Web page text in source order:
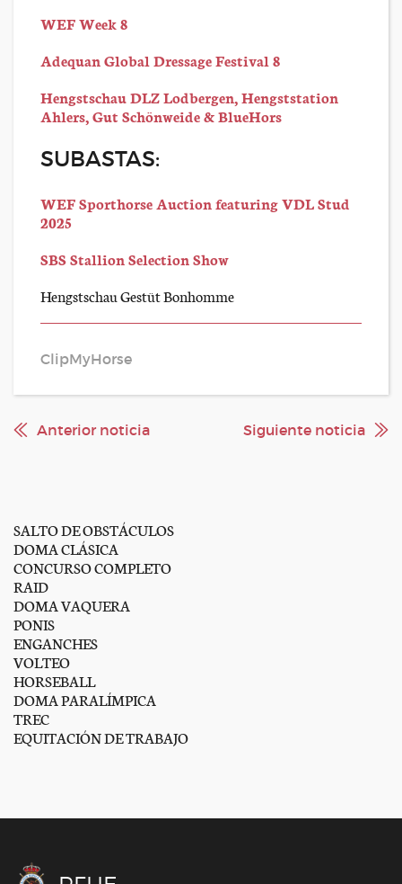
WEF Week 8
Adequan Global Dressage Festival 8
Hengstschau DLZ Lodbergen, Hengststation
Ahlers, Gut Schönweide & BlueHors
SUBASTAS:
WEF Sporthorse Auction featuring VDL Stud
2025
SBS Stallion Selection Show
Hengstschau Gestüt Bonhomme
ClipMyHorse
Anterior noticia Siguiente noticia
SALTO DE OBSTÁCULOS
DOMA CLÁSICA
CONCURSO COMPLETO
RAID
DOMA VAQUERA
PONIS
ENGANCHES
VOLTEO
HORSEBALL
DOMA PARALÍMPICA
TREC
EQUITACIÓN DE TRABAJO